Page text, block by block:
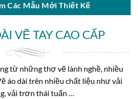
Các Mẫu Mới Thiết Kế
VẼ TAY CAO CẤP
từ những thợ vẽ lành nghề, nhiều
áo dài trên nhiều chất liệu như vải
vải trơn thái tuấn …